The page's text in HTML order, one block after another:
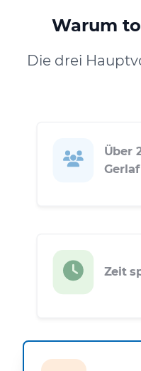
Warum
Die drei
Über
Zeit